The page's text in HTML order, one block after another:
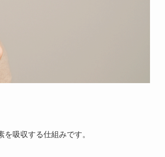
吸収する仕組みです。